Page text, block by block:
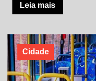
Leia mais
Cidade